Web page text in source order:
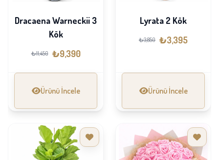
Dracaena Warneckii 3
Kök
₺11,450 ₺9,390
Ürünü İncele
Lyrata 2 Kök
₺3,850 ₺3,395
Ürünü İncele